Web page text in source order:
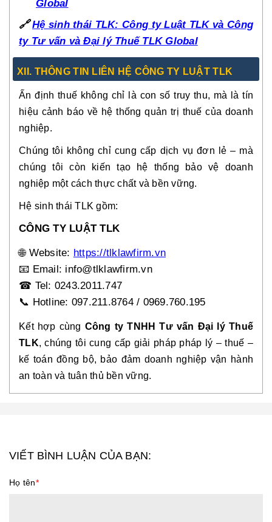
Global
🔗 Hệ sinh thái TLK: Công ty Luật TLK và Công
ty Tư vấn và Đại lý Thuế TLK Global
XII. THÔNG TIN LIÊN HỆ CÔNG TY LUẬT TLK
Ấn định thuế không chỉ là con số truy thu, mà là tín
hiệu cảnh báo về hệ thống quản trị thuế của doanh
nghiệp.
Chúng tôi không chỉ cung cấp dịch vụ đơn lẻ – mà
chúng tôi còn kiến tạo hệ thống bảo vệ doanh
nghiệp một cách thực chất và bền vững.
Hệ sinh thái TLK gồm:
CÔNG TY LUẬT TLK
🌐Website: https://tlklawfirm.vn
📧 Email: info@tlklawfirm.vn
☎ Tel: 0243.2011.747
📞 Hotline: 097.211.8764 / 0969.760.195
Kết hợp cùng Công ty TNHH Tư vấn Đại lý Thuế
TLK, chúng tôi cung cấp giải pháp pháp lý – thuế –
kế toán đồng bộ, bảo đảm doanh nghiệp vận hành
an toàn và tuân thủ bền vững.
VIẾT BÌNH LUẬN CỦA BẠN:
Họ tên*